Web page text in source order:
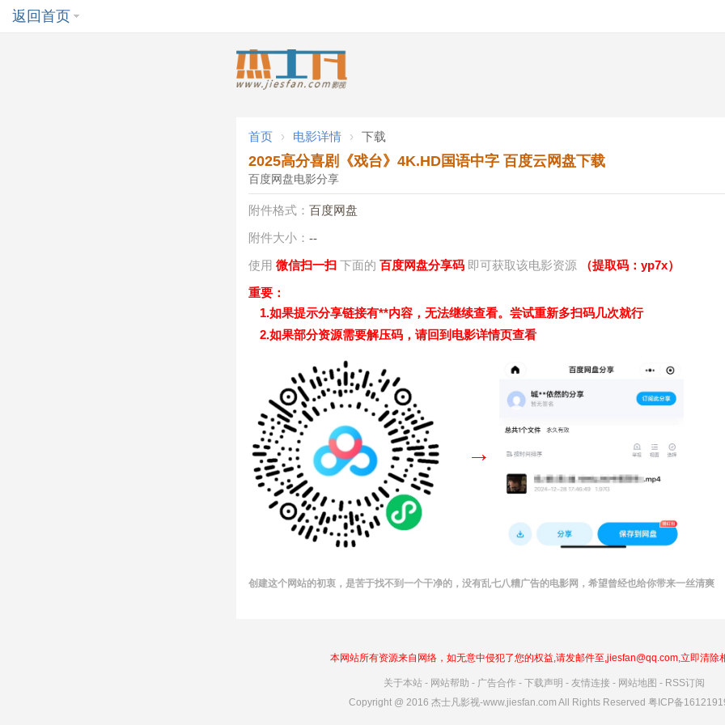
返回首页
首页 › 电影详情 › 下载
2025高分喜剧《戏台》4K.HD国语中字 百度云网盘下载
百度网盘电影分享
附件格式： 百度网盘
附件大小： --
使用 微信扫一扫 下面的 百度网盘分享码 即可获取该电影资源 （提取码：yp7x）
重要：
1.如果提示分享链接有**内容，无法继续查看。尝试重新多扫码几次就行
2.如果部分资源需要解压码，请回到电影详情页查看
→
创建这个网站的初衷，是苦于找不到一个干净的，没有乱七八糟广告的电影网，希望曾经也给你带来一丝清爽
本网站所有资源来自网络，如无意中侵犯了您的权益,请发邮件至,jiesfan@qq.com,立即清除
关于本站- 网站帮助 - 广告合作 - 下载声明 - 友情连接- 网站地图 - RSS订阅
Copyright @ 2016 杰士凡影视-www.jiesfan.com All Rights Reserved 粤ICP备